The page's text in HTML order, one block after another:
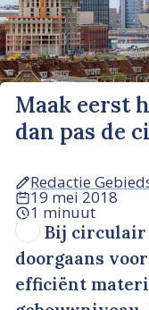
Maak eerst
dan pas de
Redactie
19 mei 2018
1 minuut
Bij circulair
doorgaans
efficiënt